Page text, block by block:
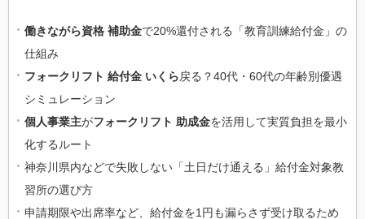
働きながら資格 補助金で20%還付される「教育訓練給付金」の
仕組み
フォークリフト 給付金 いくら戻る？40代・60代の年齢別優遇
シミュレーション
個人事業主がフォークリフト 助成金を活用して実質負担を最小
化するルート
神奈川県内などで失敗しない「土日だけ通える」給付金対象教
習所の選び方
申請期限や出席率など、給付金を1円も漏らさず受け取るため